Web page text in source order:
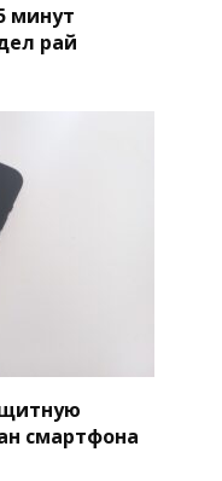
минут
рай
смартфона